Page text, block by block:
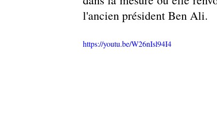
l'ancien président Ben Ali.
https://youtu.be/W26nIsl94I4